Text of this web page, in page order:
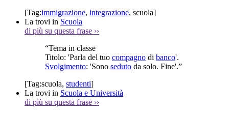
[Tag:immigrazione, integrazione, scuola]
La trovi in Scuola
di più su questa frase ››
“Tema in classe
Titolo: 'Parla del tuo compagno di banco'.
Svolgimento: 'Sono seduto da solo. Fine'.”
[Tag:scuola, studenti]
La trovi in Scuola e Università
di più su questa frase ››